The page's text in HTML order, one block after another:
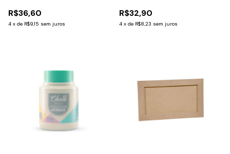
R$36,60
4 x de R$9,15 sem juros
R$32,90
4 x de R$8,23 sem juros